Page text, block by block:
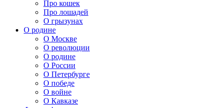
Про кошек
Про лошадей
О грызунах
О родине
О Москве
О революции
О родине
О России
О Петербурге
О победе
О войне
О Кавказе